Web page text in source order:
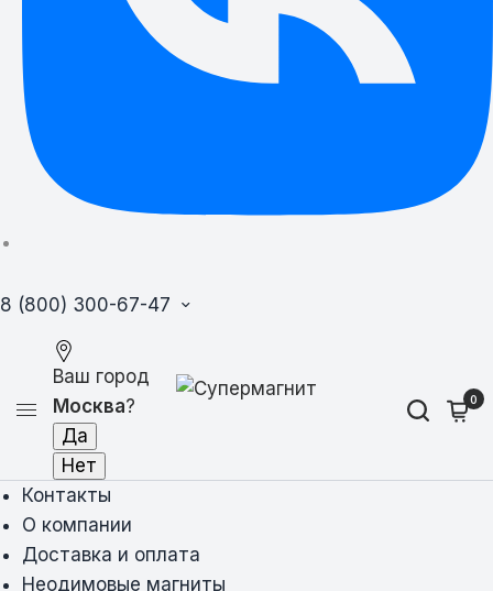
8 (800) 300-67-47
Ваш город
Москва? 0
Контакты
О компании
Доставка и оплата
Неодимовые магниты